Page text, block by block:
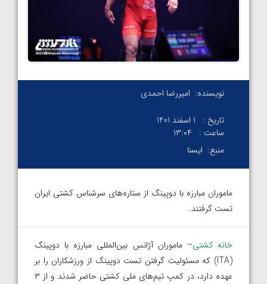
نویسنده: امیررضا احمدی
تاریخ :
1 اسفند 1401
ساعت :
۱۳:۰۴
منبع: ایسنا
ماموران مبارزه با دوپینگ از ستاره‌های سرشناس کشتی ایران
تست گرفتند.
خانه کشتی– ماموران آژانس بین‌المللی مبارزه با دوپینگ
(ITA) که مسئولیت گرفتن تست دوپینگ از ورزشکاران را بر
عهده دارد، در کمپ تیم‌های ملی کشتی حاضر شدند و از ۳